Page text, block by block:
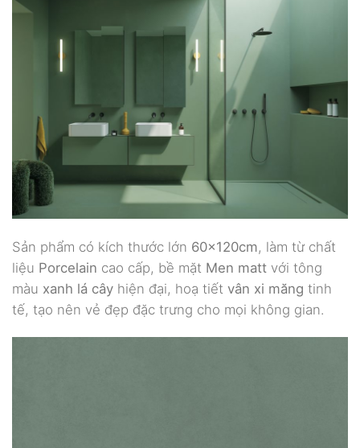
Sản phẩm có kích thước lớn 60x120cm, làm từ chất
liệu Porcelain cao cấp, bề mặt Men matt với tông
màu xanh lá cây hiện đại, hoạ tiết vân xi măng tinh
tế, tạo nên vẻ đẹp đặc trưng cho mọi không gian.